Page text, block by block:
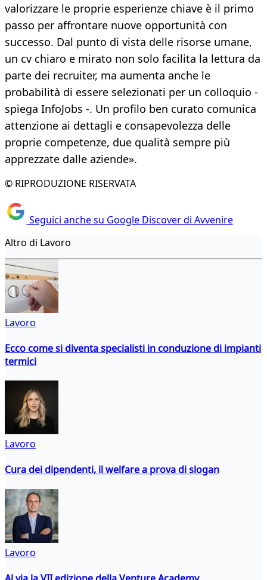
valorizzare le proprie esperienze chiave è il primo
passo per affrontare nuove opportunità con
successo. Dal punto di vista delle risorse umane,
un cv chiaro e mirato non solo facilita la lettura da
parte dei recruiter, ma aumenta anche le
probabilità di essere selezionati per un colloquio -
spiega InfoJobs -. Un profilo ben curato comunica
attenzione ai dettagli e consapevolezza delle
proprie competenze, due qualità sempre più
apprezzate dalle aziende».
© RIPRODUZIONE RISERVATA
Seguici anche su Google Discover di Avvenire
Altro di Lavoro
Lavoro
Ecco come si diventa specialisti in conduzione di impianti
termici
Lavoro
Cura dei dipendenti, il welfare a prova di slogan
Lavoro